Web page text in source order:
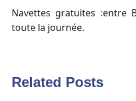
Navettes gratuites :entre
toute la journée.
Related Posts